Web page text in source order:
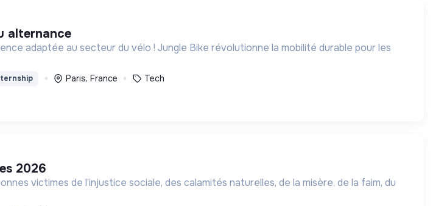
alternance
Jungle Bike révolutionne la mobilité durable pour les
Paris, France Tech
2026
victimes de l’injustice sociale, des calamités naturelles, de la misère, de la faim, du